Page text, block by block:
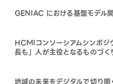
GENIAC における基盤モデル
HCMIコンソーシアムシンポ
長も」人が主役となるものづく
地域の未来をデジタルで切り